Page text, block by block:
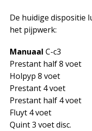
De huidige dispositie
het pijpwerk:
Manuaal C-c3
Prestant half 8 voet
Holpyp 8 voet
Prestant 4 voet
Prestant half 4 voet
Fluyt 4 voet
Quint 3 voet disc.